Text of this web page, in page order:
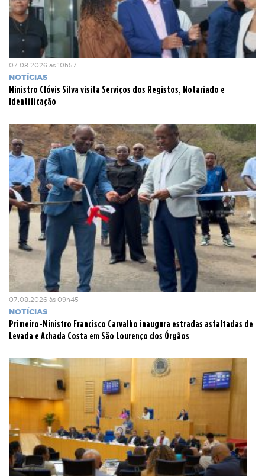
07.08.2026 às 10h57
NOTÍCIAS
Ministro Clóvis Silva visita Serviços dos Registos, Notariado e
Identificação
07.08.2026 às 09h45
NOTÍCIAS
Primeiro-Ministro Francisco Carvalho inaugura estradas asfaltadas de
Levada e Achada Costa em São Lourenço dos Órgãos